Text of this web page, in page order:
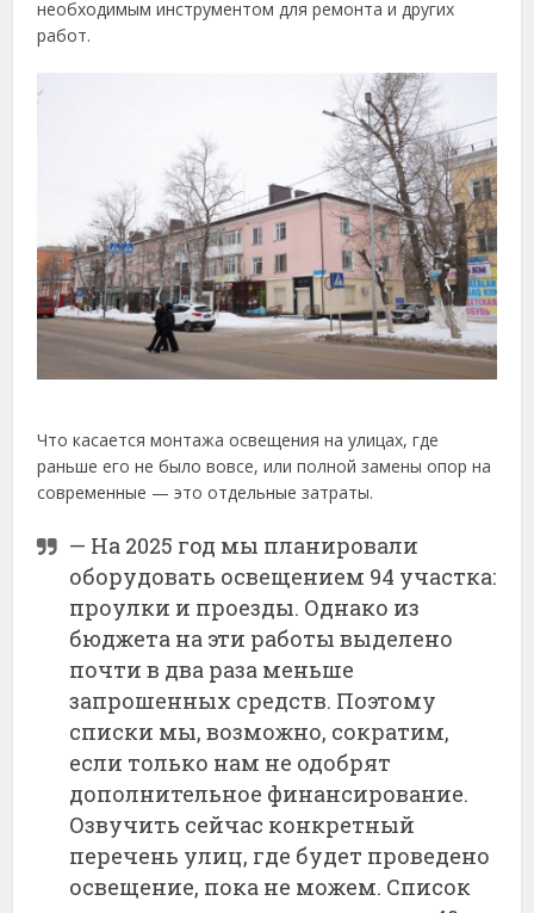
необходимым инструментом для ремонта и других
работ.
Что касается монтажа освещения на улицах, где
раньше его не было вовсе, или полной замены опор на
современные — это отдельные затраты.
— На 2025 год мы планировали
оборудовать освещением 94 участка:
проулки и проезды. Однако из
бюджета на эти работы выделено
почти в два раза меньше
запрошенных средств. Поэтому
списки мы, возможно, сократим,
если только нам не одобрят
дополнительное финансирование.
Озвучить сейчас конкретный
перечень улиц, где будет проведено
освещение, пока не можем. Список